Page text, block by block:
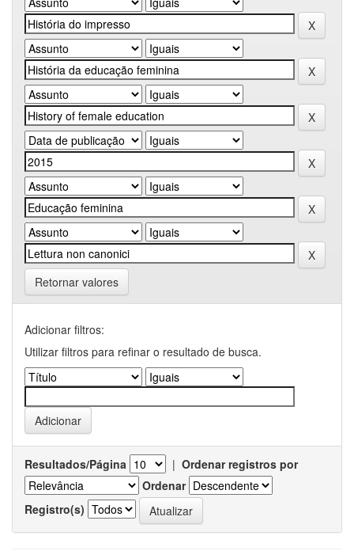
Retornar valores
Adicionar filtros:
Utilizar filtros para refinar o resultado de busca.
Resultados/Página | Ordenar registros por
Ordenar
Registro(s)